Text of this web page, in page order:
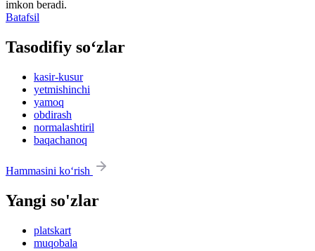
imkon beradi.
Batafsil
Tasodifiy so‘zlar
kasir-kusur
yetmishinchi
yamoq
obdirash
normalashtiril
baqachanoq
Hammasini ko‘rish
Yangi so'zlar
platskart
muqobala